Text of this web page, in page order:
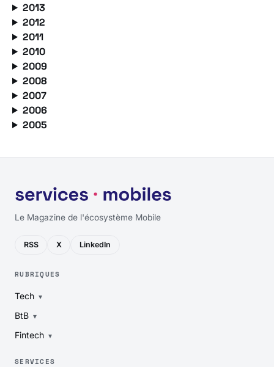
2013
2012
2011
2010
2009
2008
2007
2006
2005
Le Magazine de l'écosystème Mobile
RSS X LinkedIn
RUBRIQUES
Tech
BtB
Fintech
SERVICES